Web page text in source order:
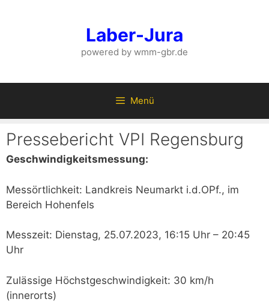
Laber-Jura
powered by wmm-gbr.de
Menü
Pressebericht VPI Regensburg
Geschwindigkeitsmessung:
Messörtlichkeit: Landkreis Neumarkt i.d.OPf., im
Bereich Hohenfels
Messzeit: Dienstag, 25.07.2023, 16:15 Uhr – 20:45
Uhr
Zulässige Höchstgeschwindigkeit: 30 km/h
(innerorts)